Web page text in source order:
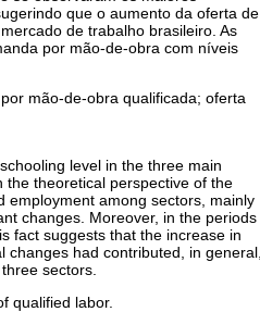
que o aumento da oferta de
de trabalho brasileiro. As
por mão-de-obra com níveis
mão-de-obra qualificada; oferta
level in the three main
theoretical perspective of the
employment among sectors, mainly
changes. Moreover, in the periods
fact suggests that the increase in
had contributed, in general,
sectors.
qualified labor.